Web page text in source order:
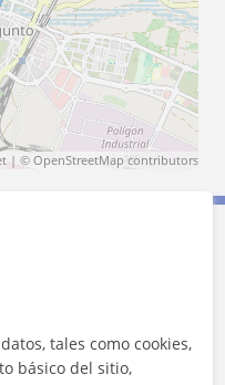
| © OpenStreetMapcontributors
tales como cookies,
básico del sitio,